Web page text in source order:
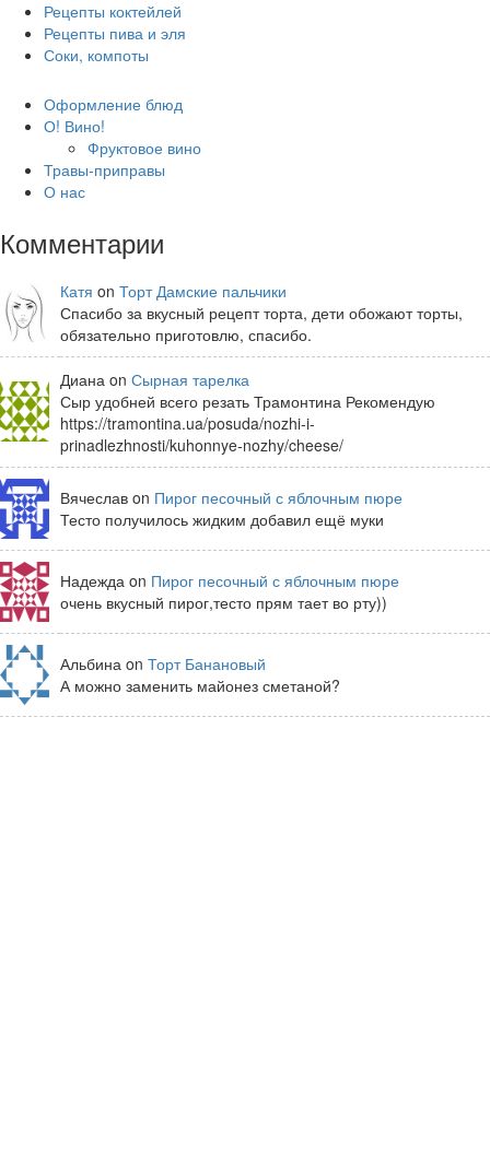
Рецепты коктейлей
Рецепты пива и эля
Соки, компоты
Оформление блюд
О! Вино!
Фруктовое вино
Травы-приправы
О нас
Комментарии
Катя on Торт Дамские пальчики
Спасибо за вкусный рецепт торта, дети обожают торты,
обязательно приготовлю, спасибо.
Диана on Сырная тарелка
Сыр удобней всего резать Трамонтина Рекомендую
https://tramontina.ua/posuda/nozhi-i-
prinadlezhnosti/kuhonnye-nozhy/cheese/
Вячеслав on Пирог песочный с яблочным пюре
Тесто получилось жидким добавил ещё муки
Надежда on Пирог песочный с яблочным пюре
очень вкусный пирог,тесто прям тает во рту))
Альбина on Торт Банановый
А можно заменить майонез сметаной?